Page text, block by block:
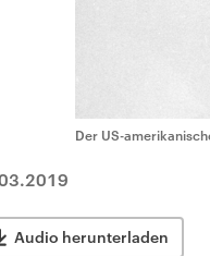
Der US-
Audio herunterladen